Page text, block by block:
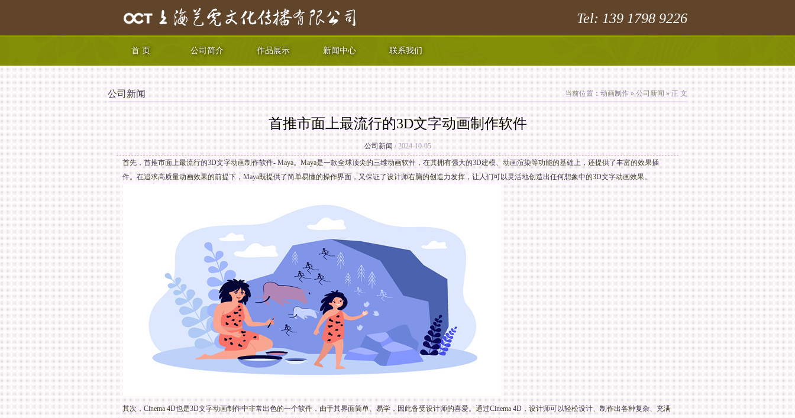
Tel: 139 1798 9226
首 页 公司简介 作品展示 新闻中心 联系我们
当前位置：动画制作»公司新闻» 正 文
公司新闻
首推市面上最流行的3D文字动画制作软件
公司新闻/ 2024-10-05
首先，首推市面上最流行的3D文字动画制作软件- Maya。Maya是一款全球顶尖的三维动画软件，在其拥有强大的3D建模、动画渲染等功能的基础上，还提供了丰富的效果插
件。在追求高质量动画效果的前提下，Maya既提供了简单易懂的操作界面，又保证了设计师右脑的创造力发挥，让人们可以灵活地创造出任何想象中的3D文字动画效果。
其次，Cinema 4D也是3D文字动画制作中非常出色的一个软件，由于其界面简单、易学，因此备受设计师的喜爱。通过Cinema 4D，设计师可以轻松设计、制作出各种复杂、充满